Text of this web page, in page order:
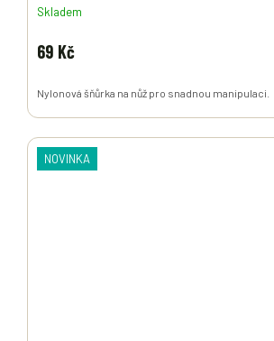
Skladem
69 Kč
Nylonová šňůrka na nůž pro snadnou manipulaci.
NOVINKA